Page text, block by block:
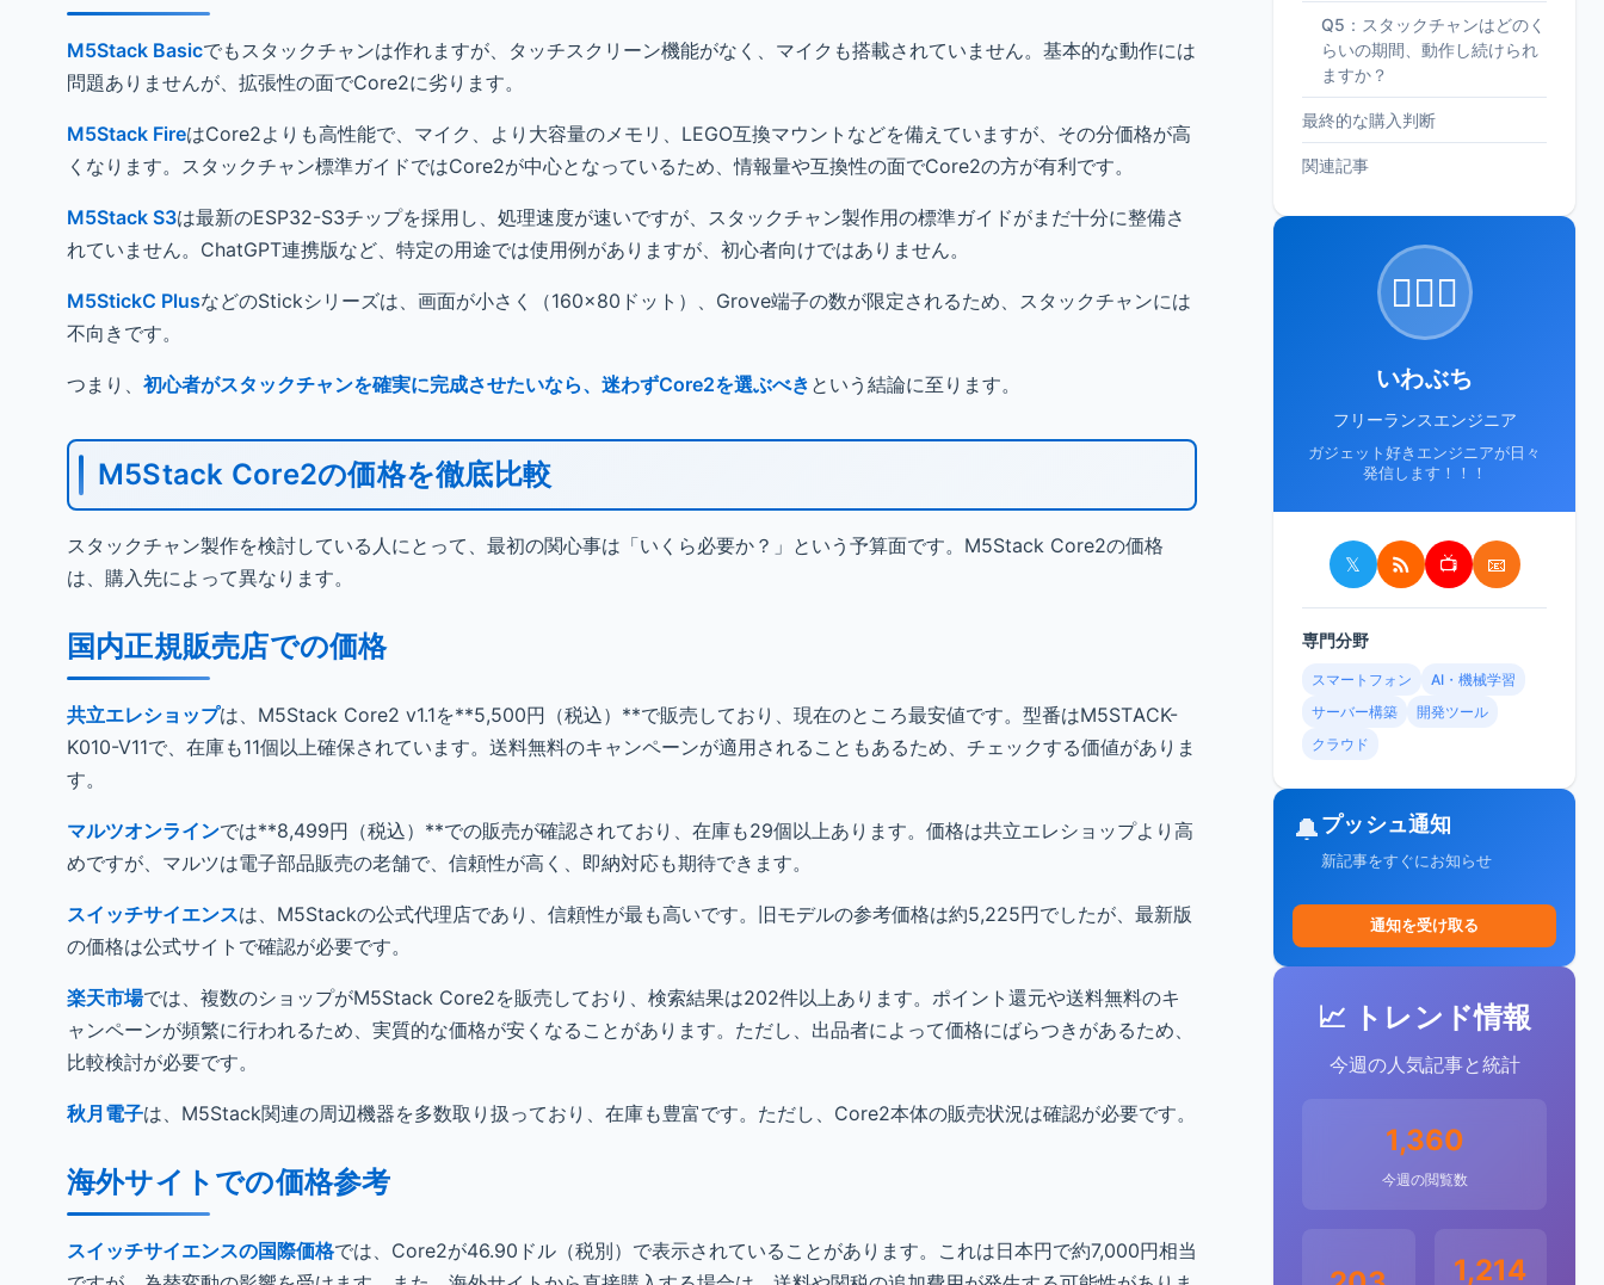
M5Stack Basicでもスタックチャンは作れますが、タッチスクリーン機能がなく、マイクも搭載されていません。基本的な動作には
問題ありませんが、拡張性の面でCore2に劣ります。
M5Stack FireはCore2よりも高性能で、マイク、より大容量のメモリ、LEGO互換マウントなどを備えていますが、その分価格が高
くなります。スタックチャン標準ガイドではCore2が中心となっているため、情報量や互換性の面でCore2の方が有利です。
M5Stack S3は最新のESP32-S3チップを採用し、処理速度が速いですが、スタックチャン製作用の標準ガイドがまだ十分に整備さ
れていません。ChatGPT連携版など、特定の用途では使用例がありますが、初心者向けではありません。
M5StickC PlusなどのStickシリーズは、画面が小さく（160×80ドット）、Grove端子の数が限定されるため、スタックチャンには
不向きです。
つまり、 初心者がスタックチャンを確実に完成させたいなら、迷わずCore2を選ぶべき という結論に至ります。
M5Stack Core2の価格を徹底比較
スタックチャン製作を検討している人にとって、最初の関心事は「いくら必要か？」という予算面です。M5Stack Core2の価格
は、購入先によって異なります。
国内正規販売店での価格
共立エレショップは、M5Stack Core2 v1.1を**5,500円（税込）**で販売しており、現在のところ最安値です。型番はM5STACK-
K010-V11で、在庫も11個以上確保されています。送料無料のキャンペーンが適用されることもあるため、チェックする価値がありま
す。
マルツオンラインでは**8,499円（税込）**での販売が確認されており、在庫も29個以上あります。価格は共立エレショップより高
めですが、マルツは電子部品販売の老舗で、信頼性が高く、即納対応も期待できます。
スイッチサイエンスは、M5Stackの公式代理店であり、信頼性が最も高いです。旧モデルの参考価格は約5,225円でしたが、最新版
の価格は公式サイトで確認が必要です。
楽天市場では、複数のショップがM5Stack Core2を販売しており、検索結果は202件以上あります。ポイント還元や送料無料のキ
ャンペーンが頻繁に行われるため、実質的な価格が安くなることがあります。ただし、出品者によって価格にばらつきがあるため、
比較検討が必要です。
秋月電子は、M5Stack関連の周辺機器を多数取り扱っており、在庫も豊富です。ただし、Core2本体の販売状況は確認が必要です。
海外サイトでの価格参考
スイッチサイエンスの国際価格では、Core2が46.90ドル（税別）で表示されていることがあります。これは日本円で約7,000円相当
Q5：スタックチャンはどのく
らいの期間、動作し続けられ
ますか？
最終的な購入判断
関連記事
🙋🏻‍♂️
いわぶち
フリーランスエンジニア
ガジェット好きエンジニアが日々
発信します！！！
𝕏 📺 📧
専門分野
スマートフォン
AI・機械学習
サーバー構築
開発ツール
クラウド
🔔プッシュ通知
新記事をすぐにお知らせ
通知を受け取る
📈 トレンド情報
今週の人気記事と統計
1,360
今週の閲覧数
1,214